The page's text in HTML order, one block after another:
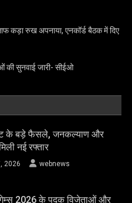
कड़ा रुख अपनाया, एनकॉर्ड बैठक में दिए
की सुनवाई जारी- सीईओ
के बड़े फैसले, जनकल्याण और
नई रफ्तार
2026 webnews
2026 के पदक विजेताओं और